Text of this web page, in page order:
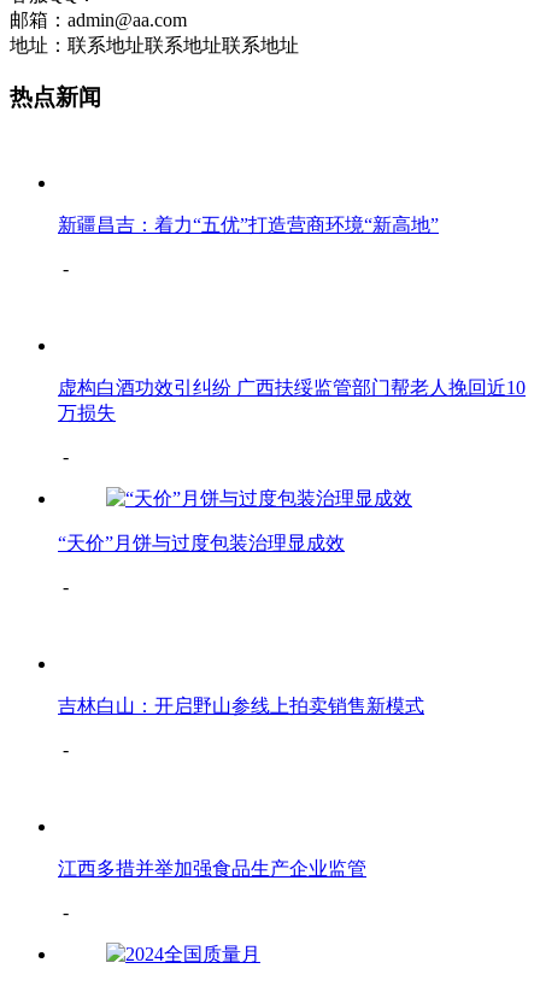
邮箱：admin@aa.com
地址：联系地址联系地址联系地址
热点新闻
新疆昌吉：着力“五优”打造营商环境“新高地”
-
虚构白酒功效引纠纷 广西扶绥监管部门帮老人挽回近10
万损失
-
“天价”月饼与过度包装治理显成效
-
吉林白山：开启野山参线上拍卖销售新模式
-
江西多措并举加强食品生产企业监管
-